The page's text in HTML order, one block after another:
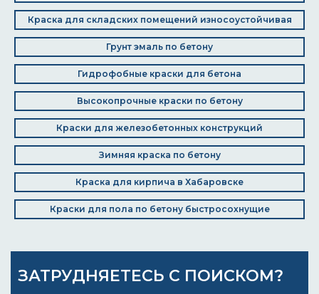
Краска для складских помещений износоустойчивая
Грунт эмаль по бетону
Гидрофобные краски для бетона
Высокопрочные краски по бетону
Краски для железобетонных конструкций
Зимняя краска по бетону
Краска для кирпича в Хабаровске
Краски для пола по бетону быстросохнущие
ЗАТРУДНЯЕТЕСЬ С ПОИСКОМ?